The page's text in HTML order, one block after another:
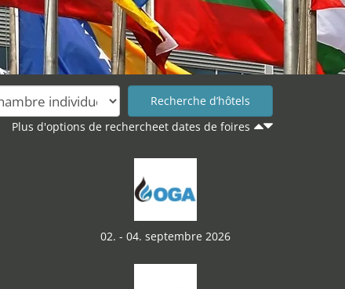
Plus d'options de rechercheet dates de foires
02. - 04. septembre 2026